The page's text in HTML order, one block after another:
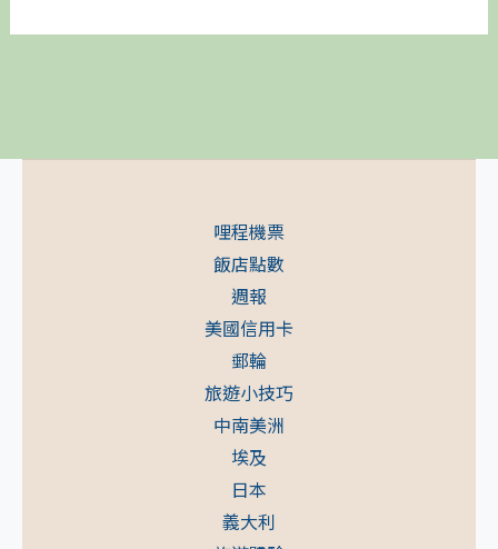
哩程機票
飯店點數
週報
美國信用卡
郵輪
旅遊小技巧
中南美洲
埃及
日本
義大利